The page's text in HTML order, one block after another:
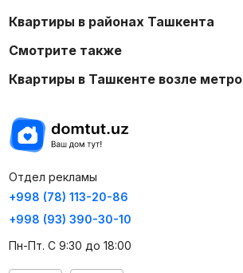
Квартиры в районах Ташкента
Смотрите также
Квартиры в Ташкенте возле метро
Отдел рекламы
+998 (78) 113-20-86
+998 (93) 390-30-10
Пн-Пт. С 9:30 до 18:00